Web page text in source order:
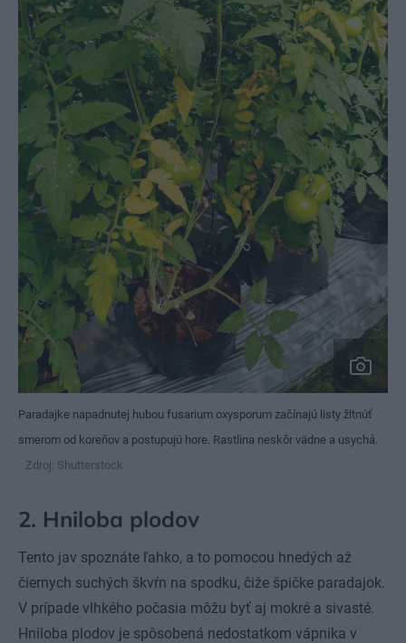
Paradajke napadnutej hubou fusarium oxysporum začínajú listy žltnúť
smerom od koreňov a postupujú hore. Rastlina neskôr vädne a usychá.
Zdroj: Shutterstock
2. Hniloba plodov
Tento jav spoznáte ľahko, a to pomocou hnedých až
čiernych suchých škvŕn na spodku, čiže špičke paradajok.
V prípade vlhkého počasia môžu byť aj mokré a sivasté.
Hniloba plodov je spôsobená nedostatkom vápnika v